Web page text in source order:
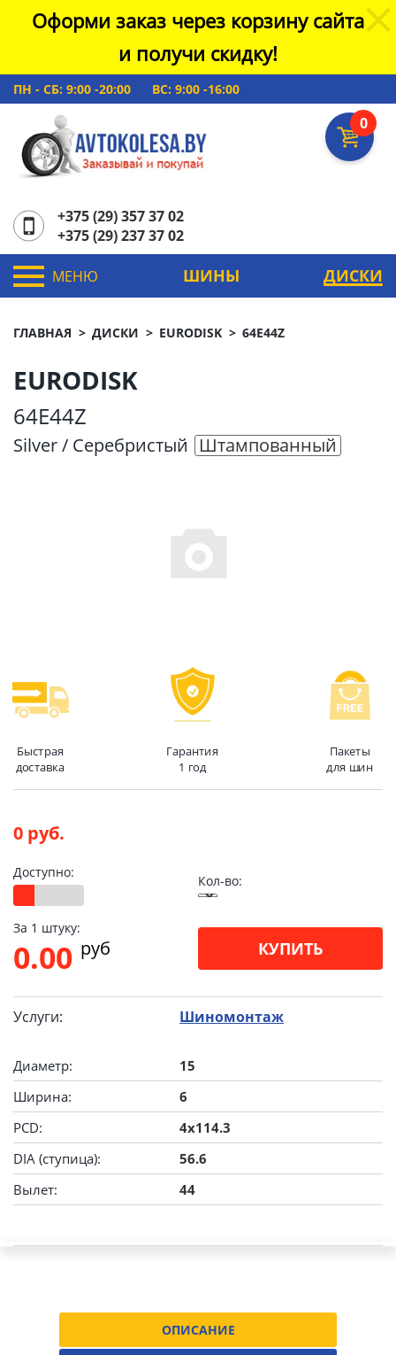
Оформи заказ через корзину сайта
и получи скидку!
ПН - СБ: 9:00 -20:00 ВС: 9:00 -16:00
0
+375 (29) 357 37 02
+375 (29) 237 37 02
МЕНЮ ШИНЫ ДИСКИ
ГЛАВНАЯ ДИСКИ EURODISK 64E44Z
EURODISK
64E44Z
Silver / Серебристый Штампованный
Быстрая
доставка
Гарантия
1 год
Пакеты
для шин
0 руб.
Доступно:
Кол-во:
За 1 штуку:
0.00 pуб КУПИТЬ
Услуги: Шиномонтаж
Диаметр:
15
Ширина:
6
PCD:
4x114.3
DIA (ступица):
56.6
Вылет:
44
ОПИСАНИЕ